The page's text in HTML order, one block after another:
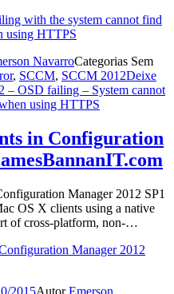
with the system cannot find
using HTTPS
NavarroCategorias Sem
, SCCM, SCCM 2012Deixe
– OSD failing – System cannot
using HTTPS
in Configuration
Manager 2012 SP1
OS X clients using a native
of cross-platform, non-…
Manager 2012
2015AutorEmerson